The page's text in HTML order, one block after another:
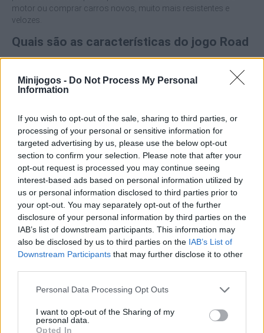
Minijogos - Do Not Process My Personal
Information
If you wish to opt-out of the sale, sharing to third parties, or
processing of your personal or sensitive information for
targeted advertising by us, please use the below opt-out
section to confirm your selection. Please note that after your
opt-out request is processed you may continue seeing
interest-based ads based on personal information utilized by
us or personal information disclosed to third parties prior to
your opt-out. You may separately opt-out of the further
disclosure of your personal information by third parties on the
IAB’s list of downstream participants. This information may
also be disclosed by us to third parties on the IAB’s List of
Downstream Participants that may further disclose it to other
Personal Data Processing Opt Outs
I want to opt-out of the Sharing of my
personal data.
Opted In
motor ou comprar carros novos, muito mais resistentes e
velozes.
Quais são as características do jogo Road
Fury Racing?
Enfrenta uma grelha de partida com adversários
adrenalina.
Observa como o teu veículo se desintegra peça a peça a
cada colisão, alterando a física de condução.
Desencadeia uma aceleração extrema para ultrapassar
os teus adversários no último segundo ou realizar saltos
espetaculares.
Supera circuitos repletos de armadilhas ativas, rampas
quilométricas e zonas de demolição em massa.
Compra carros de alta gama e melhora os componentes
da tua garagem para resistir aos impactos.
Salta diretamente para a grelha de partida sem
configurações complexas, ideal para libertar tensões a
qualquer momento.
impacto da aterragem poderá desestabilizar as rodas do teu
momento em que os pneus tocarem no chão! O impulso para a
frente endireitará a trajetória da carroçaria e impedirá que te